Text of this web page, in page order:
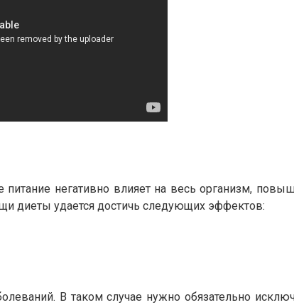
негативно влияет на весь организм,
диеты удается достичь следующих эффектов:
В таком случае нужно обязательно